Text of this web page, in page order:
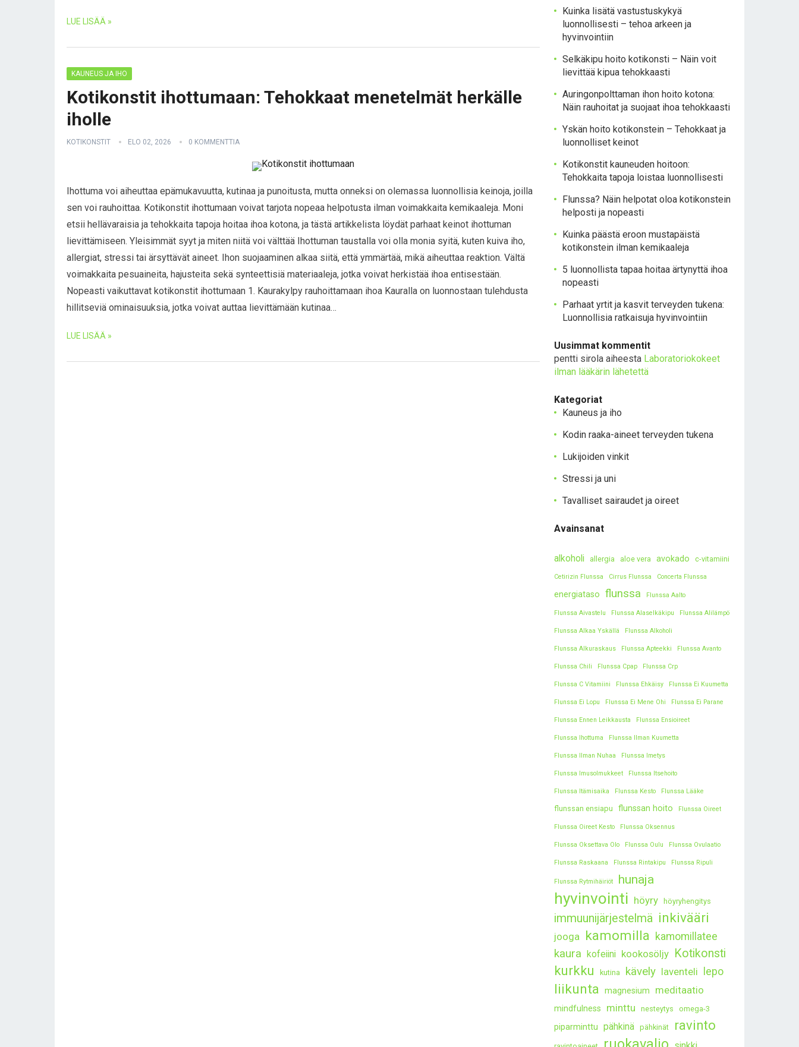
LUE LISÄÄ »
KAUNEUS JA IHO
Kotikonstit ihottumaan: Tehokkaat menetelmät herkälle
iholle
KOTIKONSTIT ELO 02, 2026 0 KOMMENTTIA
Ihottuma voi aiheuttaa epämukavuutta, kutinaa ja punoitusta, mutta onneksi on olemassa luonnollisia keinoja, joilla
sen voi rauhoittaa. Kotikonstit ihottumaan voivat tarjota nopeaa helpotusta ilman voimakkaita kemikaaleja. Moni
etsii hellävaraisia ja tehokkaita tapoja hoitaa ihoa kotona, ja tästä artikkelista löydät parhaat keinot ihottuman
lievittämiseen. Yleisimmät syyt ja miten niitä voi välttää Ihottuman taustalla voi olla monia syitä, kuten kuiva iho,
allergiat, stressi tai ärsyttävät aineet. Ihon suojaaminen alkaa siitä, että ymmärtää, mikä aiheuttaa reaktion. Vältä
voimakkaita pesuaineita, hajusteita sekä synteettisiä materiaaleja, jotka voivat herkistää ihoa entisestään.
Nopeasti vaikuttavat kotikonstit ihottumaan 1. Kaurakylpy rauhoittamaan ihoa Kauralla on luonnostaan tulehdusta
hillitseviä ominaisuuksia, jotka voivat auttaa lievittämään kutinaa…
LUE LISÄÄ »
Kuinka lisätä vastustuskykyä
luonnollisesti – tehoa arkeen ja
hyvinvointiin
Selkäkipu hoito kotikonsti – Näin voit
lievittää kipua tehokkaasti
Auringonpolttaman ihon hoito kotona:
Näin rauhoitat ja suojaat ihoa tehokkaasti
Yskän hoito kotikonstein – Tehokkaat ja
luonnolliset keinot
Kotikonstit kauneuden hoitoon:
Tehokkaita tapoja loistaa luonnollisesti
Flunssa? Näin helpotat oloa kotikonstein
helposti ja nopeasti
Kuinka päästä eroon mustapäistä
kotikonstein ilman kemikaaleja
5 luonnollista tapaa hoitaa ärtynyttä ihoa
nopeasti
Parhaat yrtit ja kasvit terveyden tukena:
Luonnollisia ratkaisuja hyvinvointiin
Uusimmat kommentit
pentti sirola aiheesta Laboratoriokokeet
ilman lääkärin lähetettä
Kategoriat
Kauneus ja iho
Kodin raaka-aineet terveyden tukena
Lukijoiden vinkit
Stressi ja uni
Tavalliset sairaudet ja oireet
Avainsanat
alkoholi allergia aloe vera avokado c-vitamiini
Cetirizin Flunssa Cirrus Flunssa Concerta Flunssa
energiataso flunssa Flunssa Aalto
Flunssa Aivastelu Flunssa Alaselkäkipu Flunssa Alilämpö
Flunssa Alkaa Yskällä Flunssa Alkoholi
Flunssa Alkuraskaus Flunssa Apteekki Flunssa Avanto
Flunssa Chili Flunssa Cpap Flunssa Crp
Flunssa C Vitamiini Flunssa Ehkäisy Flunssa Ei Kuumetta
Flunssa Ei Lopu Flunssa Ei Mene Ohi Flunssa Ei Parane
Flunssa Ennen Leikkausta Flunssa Ensioireet
Flunssa Ihottuma Flunssa Ilman Kuumetta
Flunssa Ilman Nuhaa Flunssa Imetys
Flunssa Imusolmukkeet Flunssa Itsehoito
Flunssa Itämisaika Flunssa Kesto Flunssa Lääke
flunssan ensiapu flunssan hoito Flunssa Oireet
Flunssa Oireet Kesto Flunssa Oksennus
Flunssa Oksettava Olo Flunssa Oulu Flunssa Ovulaatio
Flunssa Raskaana Flunssa Rintakipu Flunssa Ripuli
Flunssa Rytmihäiriöt hunaja
hyvinvointi höyry höyryhengitys
immuunijärjestelmä inkivääri
jooga kamomilla kamomillatee
kaura kofeiini kookosöljy Kotikonsti
kurkku kutina kävely laventeli lepo
liikunta magnesium meditaatio
mindfulness minttu nesteytys omega-3
piparminttu pähkinä pähkinät ravinto